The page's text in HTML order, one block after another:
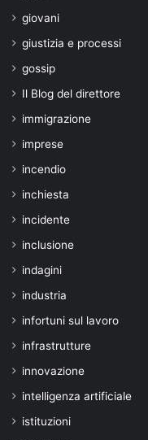
giovani
giustizia e processi
gossip
Il Blog del direttore
immigrazione
imprese
incendio
inchiesta
incidente
inclusione
indagini
industria
infortuni sul lavoro
infrastrutture
innovazione
intelligenza artificiale
istituzioni